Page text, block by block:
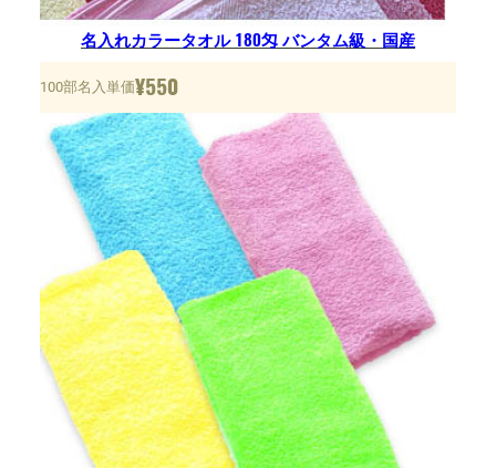
名入れカラータオル 180匁 バンタム級・国産
100部名入単価¥550